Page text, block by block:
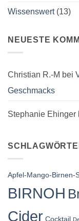
Wissenswert(13)
NEUESTE
Christian R.-M bei
Geschmacks
Stephanie Ehinger
Apfel-Mango-Birnen-
BIRNOH
Cider Cocktail